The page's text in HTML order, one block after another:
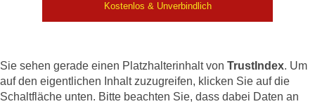
Kostenlos & Unverbindlich
Sie sehen gerade einen Platzhalterinhalt von TrustIndex. Um
auf den eigentlichen Inhalt zuzugreifen, klicken Sie auf die
Schaltfläche unten. Bitte beachten Sie, dass dabei Daten an